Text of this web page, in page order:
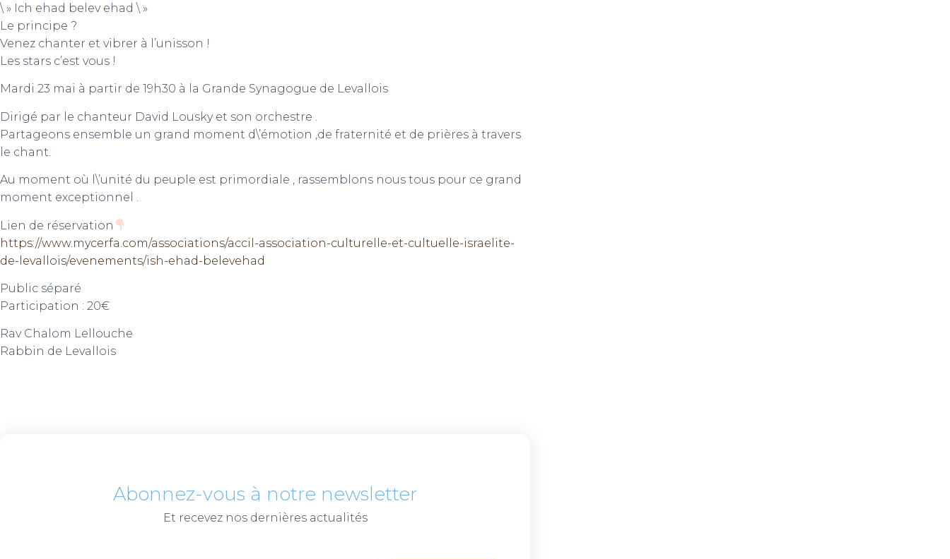
\ » Ich ehad belev ehad \ »
Le principe ?
Venez chanter et vibrer à l’unisson !
Les stars c’est vous !
Mardi 23 mai à partir de 19h30 à la Grande Synagogue de Levallois
Dirigé par le chanteur David Lousky et son orchestre .
Partageons ensemble un grand moment d\’émotion ,de fraternité et de prières à travers
le chant.
Au moment où l\’unité du peuple est primordiale , rassemblons nous tous pour ce grand
moment exceptionnel .
Lien de réservation
https://www.mycerfa.com/associations/accil-association-culturelle-et-cultuelle-israelite-
de-levallois/evenements/ish-ehad-belevehad
Public séparé
Participation : 20€
Rav Chalom Lellouche
Rabbin de Levallois
Abonnez-vous à notre newsletter
Et recevez nos dernières actualités